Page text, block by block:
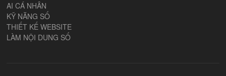
AI CÁ NHÂN
KỸ NĂNG SỐ
THIẾT KẾ WEBSITE
LÀM NỘI DUNG SỐ